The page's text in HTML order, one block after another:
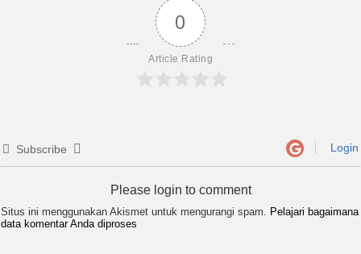
0
Article Rating
Subscribe Login
Please login to comment
Situs ini menggunakan Akismet untuk mengurangi spam. Pelajari bagaimana
data komentar Anda diproses